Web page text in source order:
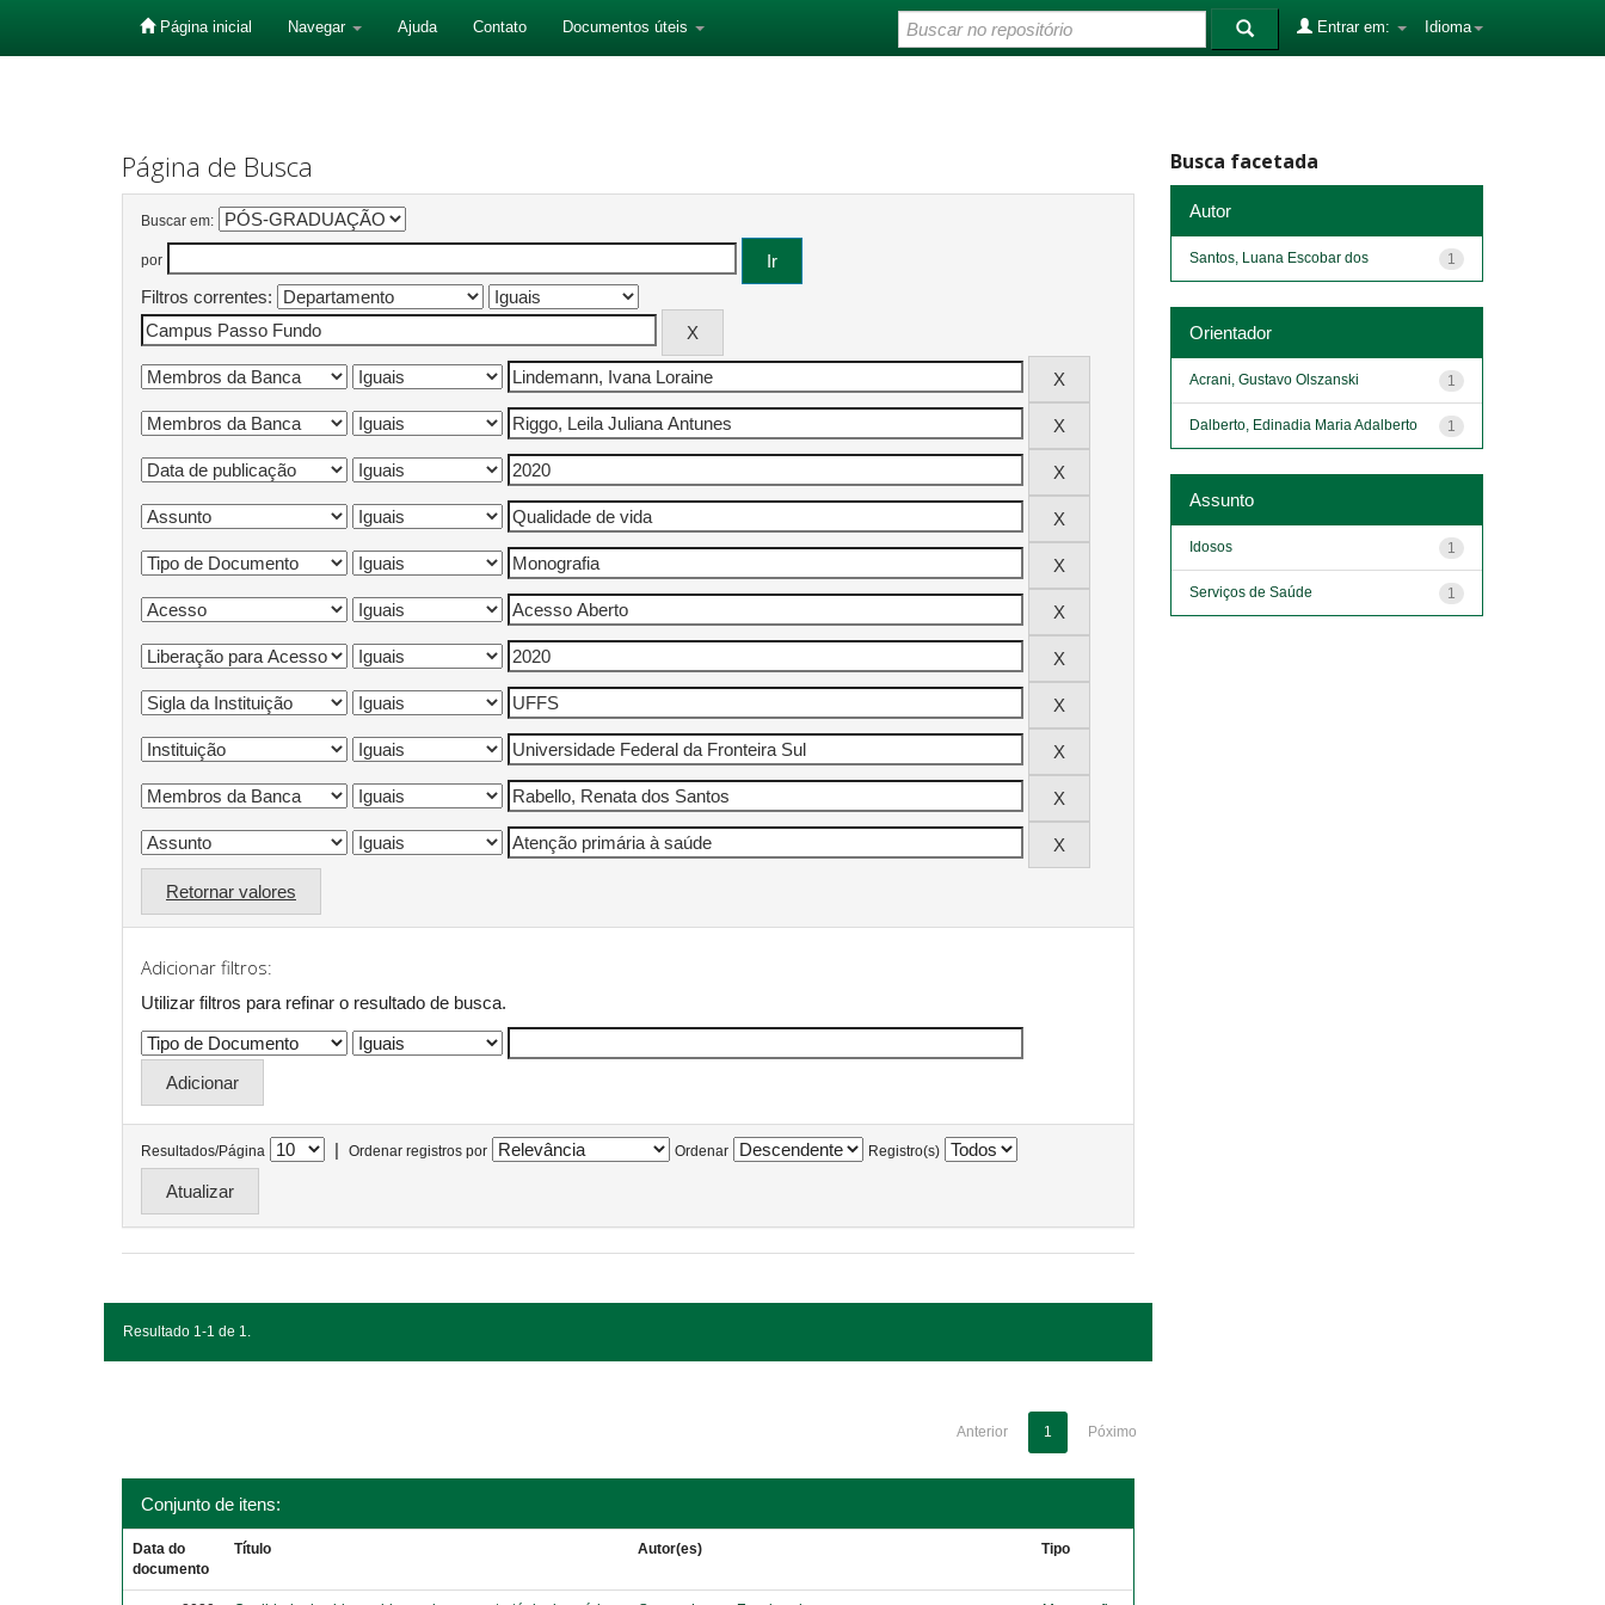
Página inicial Navegar Ajuda Contato Documentos úteis Idioma
Entrar em:
Página de Busca
Buscar em:
por
Filtros correntes:
Retornar valores
Adicionar filtros:
Utilizar filtros para refinar o resultado de busca.
Resultados/Página | Ordenar registros por Ordenar Registro(s)
Resultado 1-1 de 1.
Anterior 1 Póximo
Conjunto de itens:
Data do
documento
Título Autor(es) Tipo
Busca facetada
Autor
1
Santos, Luana Escobar dos
Orientador
1
Acrani, Gustavo Olszanski
1
Dalberto, Edinadia Maria Adalberto
Assunto
1
Idosos
1
Serviços de Saúde